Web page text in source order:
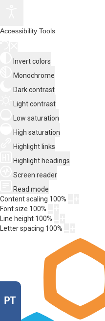
Accessibility Tools
Invert colors
Monochrome
Dark contrast
Light contrast
Low saturation
High saturation
Highlight links
Highlight headings
Screen reader
Read mode
Content scaling 100%
Font size 100%
Line height 100%
Letter spacing 100%
PT